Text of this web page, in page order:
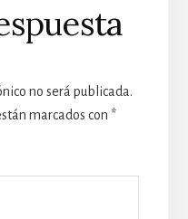
no será publicada.
marcados con *